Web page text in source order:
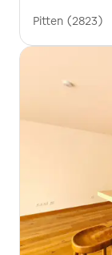
Pitten (2823)